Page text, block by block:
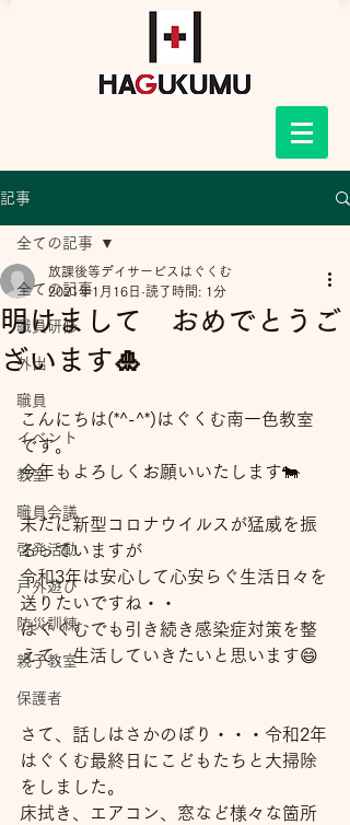
記事
全ての記事
職員研修
外出
職員
イベント
教室
職員会議
啓発活動
戸外遊び
防災訓練
親子教室
保護者
全ての記事
明けまして おめでとうご
ざいます🎍
放課後等デイサービスはぐくむ
2021年1月16日 読了時間: 1分
こんにちは(*^-^*)はぐくむ南一色教室
です。
今年もよろしくお願いいたします🐄
未だに新型コロナウイルスが猛威を振
るっていますが
令和3年は安心して心安らぐ生活日々を
送りたいですね・・
はぐくむでも引き続き感染症対策を整
えて、生活していきたいと思います😄
さて、話しはさかのぼり・・・令和2年
はぐくむ最終日にこどもたちと大掃除
をしました。
床拭き、エアコン、窓など様々な箇所